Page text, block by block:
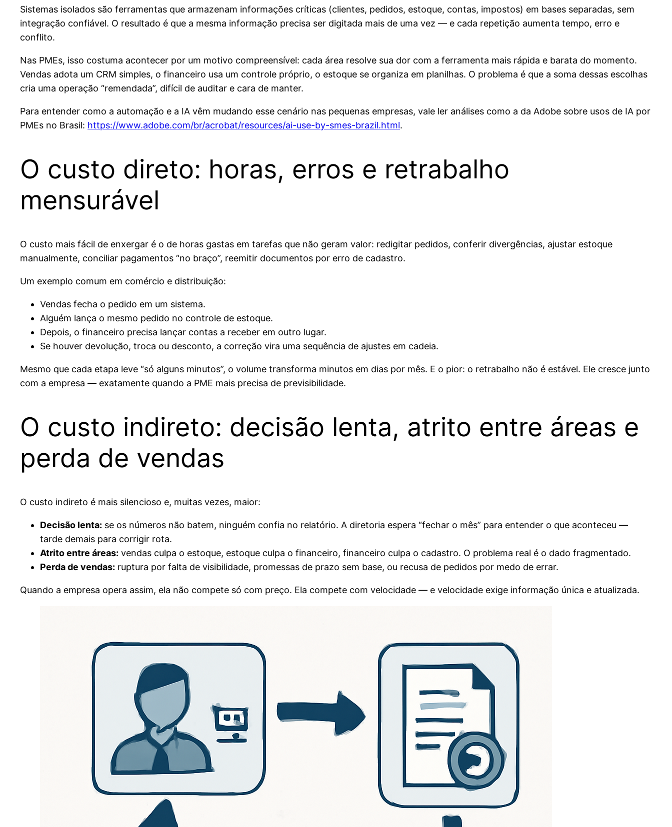
Sistemas isolados são ferramentas que armazenam informações críticas (clientes, pedidos, estoque, contas, impostos) em bases separadas, sem
integração confiável. O resultado é que a mesma informação precisa ser digitada mais de uma vez — e cada repetição aumenta tempo, erro e
conflito.
Nas PMEs, isso costuma acontecer por um motivo compreensível: cada área resolve sua dor com a ferramenta mais rápida e barata do momento.
Vendas adota um CRM simples, o financeiro usa um controle próprio, o estoque se organiza em planilhas. O problema é que a soma dessas escolhas
cria uma operação “remendada”, difícil de auditar e cara de manter.
Para entender como a automação e a IA vêm mudando esse cenário nas pequenas empresas, vale ler análises como a da Adobe sobre usos de IA por
PMEs no Brasil: https://www.adobe.com/br/acrobat/resources/ai-use-by-smes-brazil.html.
O custo direto: horas, erros e retrabalho
mensurável
O custo mais fácil de enxergar é o de horas gastas em tarefas que não geram valor: redigitar pedidos, conferir divergências, ajustar estoque
manualmente, conciliar pagamentos “no braço”, reemitir documentos por erro de cadastro.
Um exemplo comum em comércio e distribuição:
Vendas fecha o pedido em um sistema.
Alguém lança o mesmo pedido no controle de estoque.
Depois, o financeiro precisa lançar contas a receber em outro lugar.
Se houver devolução, troca ou desconto, a correção vira uma sequência de ajustes em cadeia.
Mesmo que cada etapa leve “só alguns minutos”, o volume transforma minutos em dias por mês. E o pior: o retrabalho não é estável. Ele cresce junto
com a empresa — exatamente quando a PME mais precisa de previsibilidade.
O custo indireto: decisão lenta, atrito entre áreas e
perda de vendas
O custo indireto é mais silencioso e, muitas vezes, maior:
Decisão lenta: se os números não batem, ninguém confia no relatório. A diretoria espera “fechar o mês” para entender o que aconteceu —
tarde demais para corrigir rota.
Atrito entre áreas: vendas culpa o estoque, estoque culpa o financeiro, financeiro culpa o cadastro. O problema real é o dado fragmentado.
Perda de vendas: ruptura por falta de visibilidade, promessas de prazo sem base, ou recusa de pedidos por medo de errar.
Quando a empresa opera assim, ela não compete só com preço. Ela compete com velocidade — e velocidade exige informação única e atualizada.